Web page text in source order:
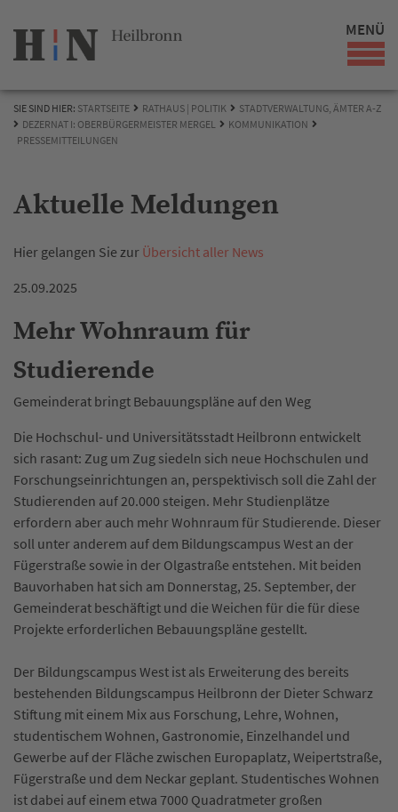
MENÜ
SIE SIND HIER: STARTSEITE RATHAUS | POLITIK
STADTVERWALTUNG, ÄMTER A-Z
DEZERNAT I: OBERBÜRGERMEISTER MERGEL
KOMMUNIKATION
PRESSEMITTEILUNGEN
Aktuelle Meldungen
Hier gelangen Sie zur Übersicht aller News
25.09.2025
Mehr Wohnraum für
Studierende
Gemeinderat bringt Bebauungspläne auf den Weg
Die Hochschul- und Universitätsstadt Heilbronn entwickelt
sich rasant: Zug um Zug siedeln sich neue Hochschulen und
Forschungseinrichtungen an, perspektivisch soll die Zahl der
Studierenden auf 20.000 steigen. Mehr Studienplätze
erfordern aber auch mehr Wohnraum für Studierende. Dieser
soll unter anderem auf dem Bildungscampus West an der
Fügerstraße sowie in der Olgastraße entstehen. Mit beiden
Bauvorhaben hat sich am Donnerstag, 25. September, der
Gemeinderat beschäftigt und die Weichen für die für diese
Projekte erforderlichen Bebauungspläne gestellt.
Der Bildungscampus West ist als Erweiterung des bereits
bestehenden Bildungscampus Heilbronn der Dieter Schwarz
Stiftung mit einem Mix aus Forschung, Lehre, Wohnen,
studentischem Wohnen, Gastronomie, Einzelhandel und
Gewerbe auf der Fläche zwischen Europaplatz, Weipertstraße,
Fügerstraße und dem Neckar geplant. Studentisches Wohnen
ist dabei auf einem etwa 7000 Quadratmeter großen